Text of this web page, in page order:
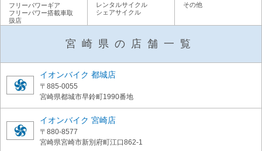
フリーパワーギア
フリーパワー搭載車取
扱店
レンタルサイクル
シェアサイクル
その他
宮崎県の店舗一覧
イオンバイク 都城店
〒885-0055
宮崎県都城市早鈴町1990番地
イオンバイク 宮崎店
〒880-8577
宮崎県宮崎市新別府町江口862-1